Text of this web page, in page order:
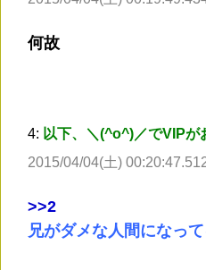
何故
4: 以下、＼(^o^)／でVIPが
2015/04/04(土)
>>2
兄がダメな人間になっ